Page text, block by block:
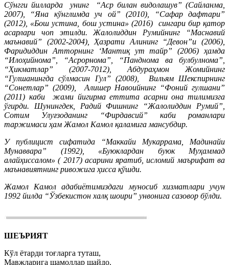
Сўнгги йилларда унинг “Аср билан видолашув” (Сайланма,
2007), “Яна кўнглимда уч ой” (2010), “Сафар дафтари”
(2012), «Бош устина, бош устина» (2016) сингари бир қатор
асарлари чоп этилди. Жалолиддин Румийнинг “Маснавий
маънавий” (2002-2004), Ҳазрати Алининг “Девон”и (2006),
Фаридиддин Атторнинг ‘Мантиқ ут тайр” (2006) ҳамда
“Илоҳийнома”, “Асрорнома”, “Панднома ва булбулнома”,
“Ҳикматлар” (2007-7012), Абдураҳмон Жомийнинг
“Гулшанингда сўлмасин Гул” (2008), Вильям Шекспирнинг
“Сонетлар” (2009), Алишер Навоийнинг “Фоний гулшани”
(2011) каби жами йигирма еттита асарни она тилимизга
ўгирди. Шунингдек, Радий Фишнинг “Жалолиддин Румий”,
Сотим Улуғзоданинг “Фирдавсий” каби романлари
таржимаси ҳам Жамол Камол қаламига мансубдир.
У публицист сифатида “Маккайи Мукаррама, Мадинайи
Мунаввара” (1992), «Буюклардан буюк Муҳаммад
алайҳиссалом» ( 2017) асарини яратиб, исломий маърифат ва
маънавиятнинг ривожига ҳисса қўшди.
Жамол Камол адабиётимиздаги муносиб хизматлари учун
1992 йилда “Ўзбекистон халқ шоири” унвонига сазовор бўлди.
ШЕЪРИЯТ
Кўл ётарди тоғларга туташ,
Мавжларига шамоллар шайдо.